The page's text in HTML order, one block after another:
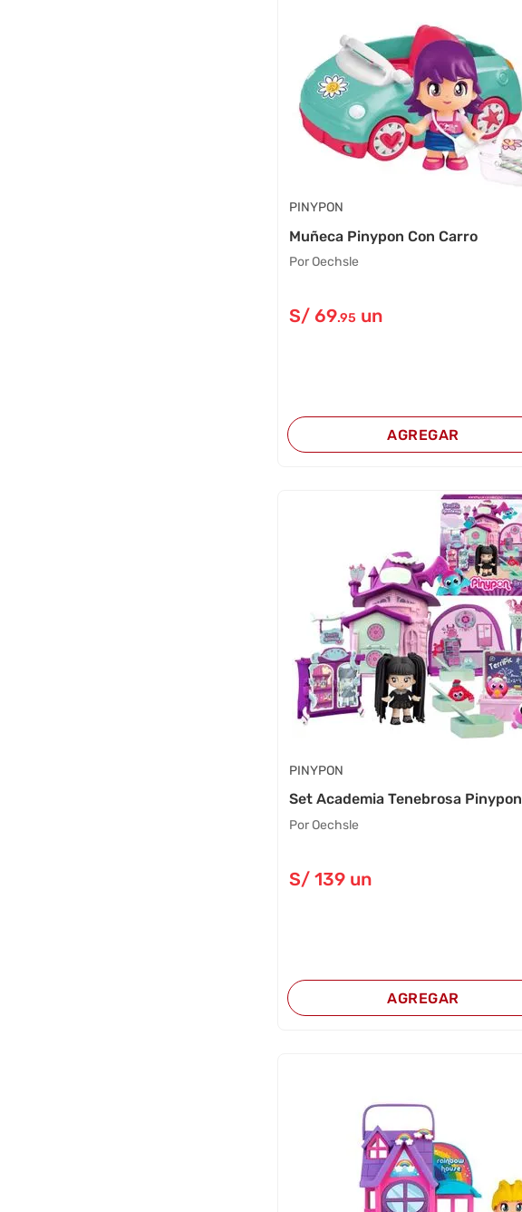
PINYPON
Muñeca Pinypon Con Carro
Por Oechsle
S/69.95 un
AGREGAR
PINYPON
Set Academia Tenebrosa Pinypon
Por Oechsle
S/139 un
AGREGAR